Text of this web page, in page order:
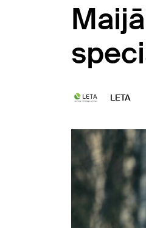
LETA